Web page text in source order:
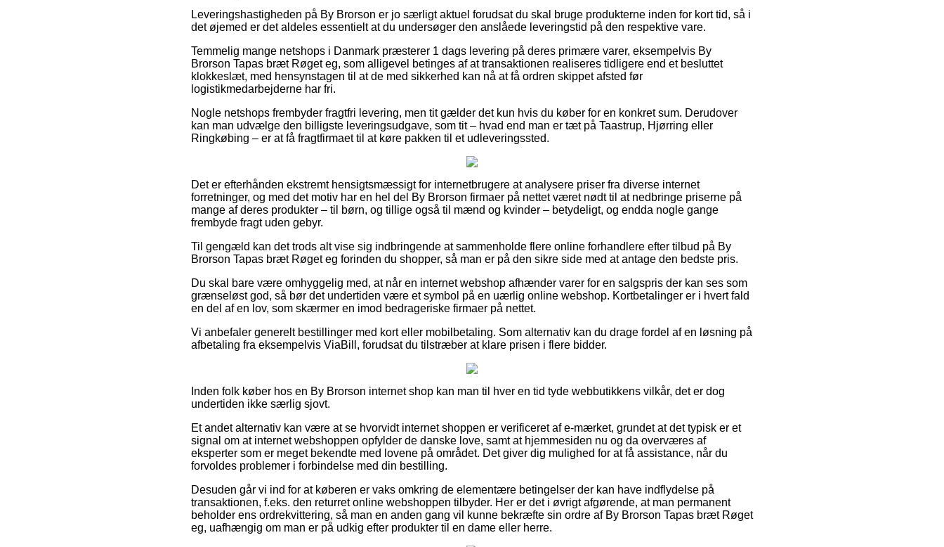
Leveringshastigheden på By Brorson er jo særligt aktuel forudsat du skal bruge produkterne inden for kort tid, så i
det øjemed er det aldeles essentielt at du undersøger den anslåede leveringstid på den respektive vare.
Temmelig mange netshops i Danmark præsterer 1 dags levering på deres primære varer, eksempelvis By
Brorson Tapas bræt Røget eg, som alligevel betinges af at transaktionen realiseres tidligere end et besluttet
klokkeslæt, med hensynstagen til at de med sikkerhed kan nå at få ordren skippet afsted før
logistikmedarbejderne har fri.
Nogle netshops frembyder fragtfri levering, men tit gælder det kun hvis du køber for en konkret sum. Derudover
kan man udvælge den billigste leveringsudgave, som tit – hvad end man er tæt på Taastrup, Hjørring eller
Ringkøbing – er at få fragtfirmaet til at køre pakken til et udleveringssted.
Det er efterhånden ekstremt hensigtsmæssigt for internetbrugere at analysere priser fra diverse internet
forretninger, og med det motiv har en hel del By Brorson firmaer på nettet været nødt til at nedbringe priserne på
mange af deres produkter – til børn, og tillige også til mænd og kvinder – betydeligt, og endda nogle gange
frembyde fragt uden gebyr.
Til gengæld kan det trods alt vise sig indbringende at sammenholde flere online forhandlere efter tilbud på By
Brorson Tapas bræt Røget eg forinden du shopper, så man er på den sikre side med at antage den bedste pris.
Du skal bare være omhyggelig med, at når en internet webshop afhænder varer for en salgspris der kan ses som
grænseløst god, så bør det undertiden være et symbol på en uærlig online webshop. Kortbetalinger er i hvert fald
en del af en lov, som skærmer en imod bedrageriske firmaer på nettet.
Vi anbefaler generelt bestillinger med kort eller mobilbetaling. Som alternativ kan du drage fordel af en løsning på
afbetaling fra eksempelvis ViaBill, forudsat du tilstræber at klare prisen i flere bidder.
Inden folk køber hos en By Brorson internet shop kan man til hver en tid tyde webbutikkens vilkår, det er dog
undertiden ikke særlig sjovt.
Et andet alternativ kan være at se hvorvidt internet shoppen er verificeret af e-mærket, grundet at det typisk er et
signal om at internet webshoppen opfylder de danske love, samt at hjemmesiden nu og da overværes af
eksperter som er meget bekendte med lovene på området. Det giver dig mulighed for at få assistance, når du
forvoldes problemer i forbindelse med din bestilling.
Desuden går vi ind for at køberen er vaks omkring de elementære betingelser der kan have indflydelse på
transaktionen, f.eks. den returret online webshoppen tilbyder. Her er det i øvrigt afgørende, at man permanent
beholder ens ordrekvittering, så man en anden gang vil kunne bekræfte sin ordre af By Brorson Tapas bræt Røget
eg, uafhængig om man er på udkig efter produkter til en dame eller herre.